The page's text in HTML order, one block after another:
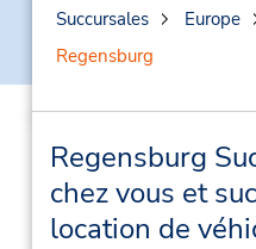
Succursales Europe
Regensburg
Regensburg
chez vous et
location de